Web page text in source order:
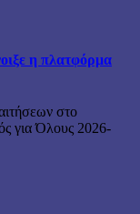
η πλατφόρμα
στο
για Όλους 2026-